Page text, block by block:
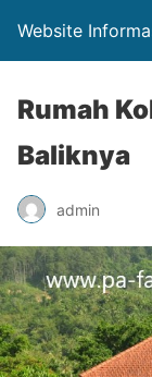
Website
Rumah
Baliknya
admin